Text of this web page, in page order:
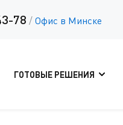
78 / Офис в Минске
ГОТОВЫЕ РЕШЕНИЯ